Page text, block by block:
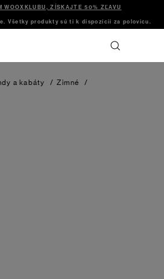
WOOXKLUBU, ZÍSKAJTE 50% ZĽAVU
Všetky produkty sú ti k dispozícii za polovicu.
a kabáty / Zimné
/